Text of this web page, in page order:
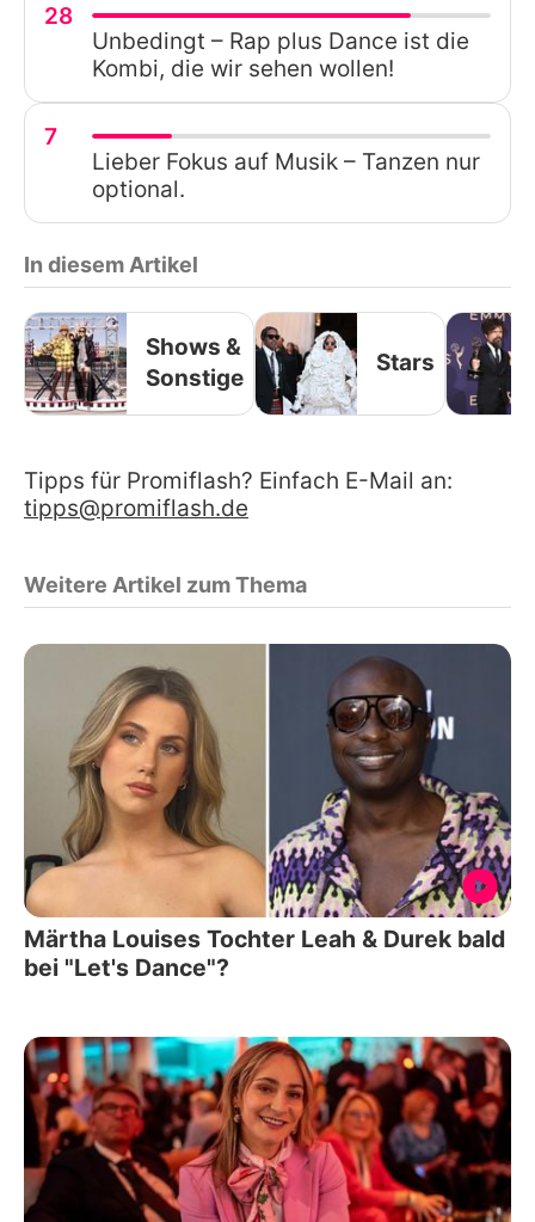
28
Unbedingt – Rap plus Dance ist die
Kombi, die wir sehen wollen!
7
Lieber Fokus auf Musik – Tanzen nur
optional.
In diesem Artikel
Shows &
Sonstige
Stars
Tipps für Promiflash? Einfach E-Mail an:
tipps@promiflash.de
Weitere Artikel zum Thema
Märtha Louises Tochter Leah & Durek bald
bei "Let's Dance"?